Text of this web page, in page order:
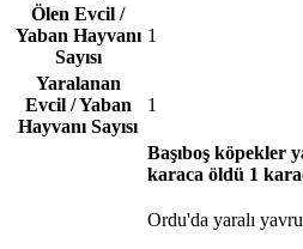
Ölen Evcil /
Yaban Hayvanı
Sayısı
1
Yaralanan
Evcil / Yaban
Hayvanı Sayısı
1
Başıboş köpekler
karaca öldü 1
Ordu'da yaralı